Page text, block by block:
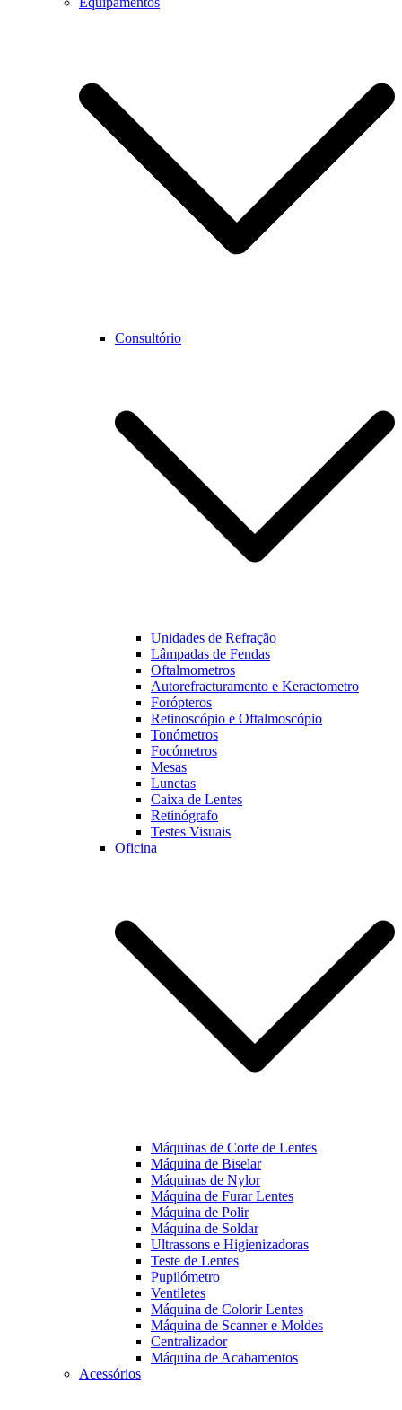
Consultório
Unidades de Refração
Lâmpadas de Fendas
Oftalmometros
Autorefracturamento e Keractometro
Forópteros
Retinoscópio e Oftalmoscópio
Tonómetros
Focómetros
Mesas
Lunetas
Caixa de Lentes
Retinógrafo
Testes Visuais
Oficina
Máquinas de Corte de Lentes
Máquina de Biselar
Máquinas de Nylor
Máquina de Furar Lentes
Máquina de Polir
Máquina de Soldar
Ultrassons e Higienizadoras
Teste de Lentes
Pupilómetro
Ventiletes
Máquina de Colorir Lentes
Máquina de Scanner e Moldes
Centralizador
Máquina de Acabamentos
Acessórios